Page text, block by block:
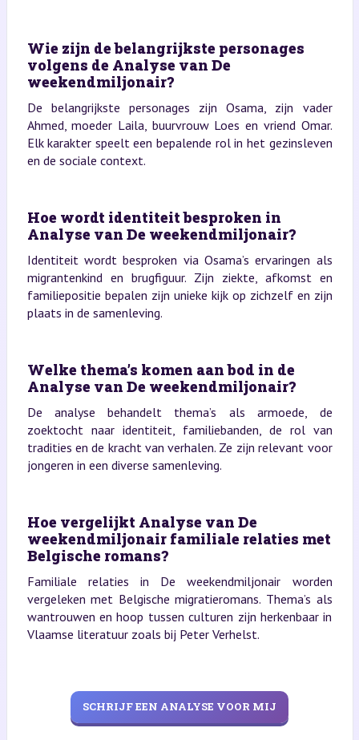
Wie zijn de belangrijkste personages
volgens de Analyse van De
weekendmiljonair?
De belangrijkste personages zijn Osama, zijn vader
Ahmed, moeder Laila, buurvrouw Loes en vriend Omar.
Elk karakter speelt een bepalende rol in het gezinsleven
en de sociale context.
Hoe wordt identiteit besproken in
Analyse van De weekendmiljonair?
Identiteit wordt besproken via Osama’s ervaringen als
migrantenkind en brugfiguur. Zijn ziekte, afkomst en
familiepositie bepalen zijn unieke kijk op zichzelf en zijn
plaats in de samenleving.
Welke thema’s komen aan bod in de
Analyse van De weekendmiljonair?
De analyse behandelt thema’s als armoede, de
zoektocht naar identiteit, familiebanden, de rol van
tradities en de kracht van verhalen. Ze zijn relevant voor
jongeren in een diverse samenleving.
Hoe vergelijkt Analyse van De
weekendmiljonair familiale relaties met
Belgische romans?
Familiale relaties in De weekendmiljonair worden
vergeleken met Belgische migratieromans. Thema’s als
wantrouwen en hoop tussen culturen zijn herkenbaar in
Vlaamse literatuur zoals bij Peter Verhelst.
SCHRIJF EEN ANALYSE VOOR MIJ